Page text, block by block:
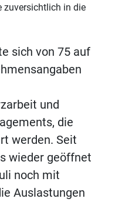
zuversichtlich in die
sich von 75 auf
und
die
werden. Seit
wieder geöffnet
noch mit
Auslastungen